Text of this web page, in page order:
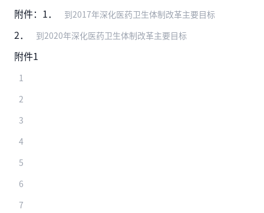
附件：1． 到2017年深化医药卫生体制改革主要目标
2． 到2020年深化医药卫生体制改革主要目标
附件1
1
2
3
4
5
6
7